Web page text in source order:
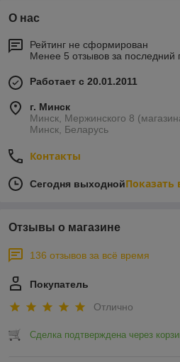
О нас
Рейтинг не сформирован
Менее 5 отзывов за последний
Работает с 20.01.2011
г. Минск
Минск, Мержинского 8
Минск, Беларусь
Контакты
Сегодня выходнойПоказать
Отзывы о магазине
136 отзывов за всё время
Покупатель
Отлично
Сделка подтверждена через